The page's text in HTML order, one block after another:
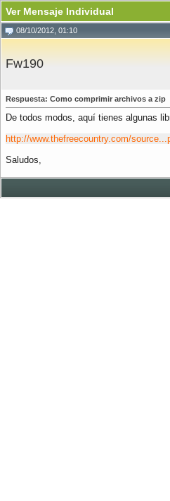
Ver Mensaje Individual
08/10/2012, 01:10
Fw190
Respuesta: Como comprimir archivos a zip
De todos modos, aquí tienes algunas
http://www.thefreecountry.com/
Saludos,